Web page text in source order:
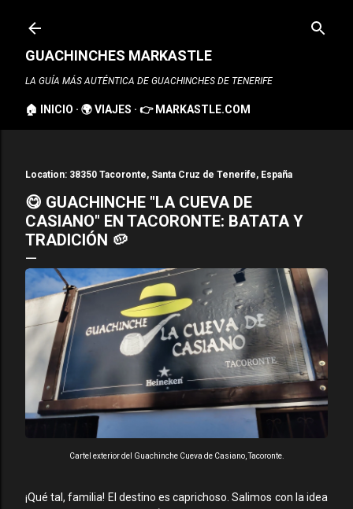
GUACHINCHES MARKASTLE
LA GUÍA MÁS AUTÉNTICA DE GUACHINCHES DE TENERIFE
🏠 INICIO 🌍 VIAJES 👉 MARKASTLE.COM
Location: 38350 Tacoronte, Santa Cruz de Tenerife, España
😋 GUACHINCHE "LA CUEVA DE
CASIANO" EN TACORONTE: BATATA Y
TRADICIÓN 🥔
Cartel exterior del Guachinche Cueva de Casiano, Tacoronte.
¡Qué tal, familia! El destino es caprichoso. Salimos con la idea